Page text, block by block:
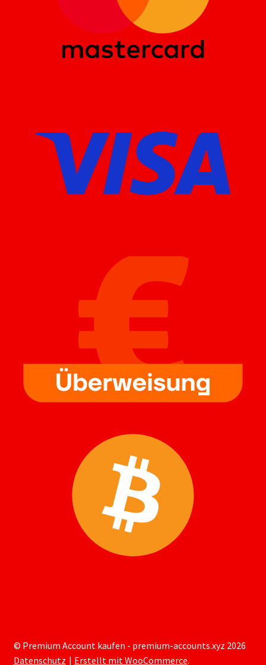
© Premium Account kaufen - premium-accounts.xyz 2026
Datenschutz
Erstellt mit WooCommerce.